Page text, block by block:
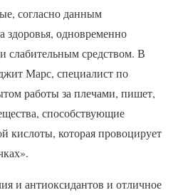
согласно данным
здоровья, одновременно
слабительным средством. В
Марс, специалист по
работы за плечами, пишет,
способствующие
кислоты, которая провоцирует
и антиоксидантов и отличное